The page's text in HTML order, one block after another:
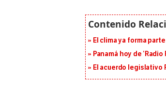
El clima ya forma
Panamá hoy de
El acuerdo legislativo